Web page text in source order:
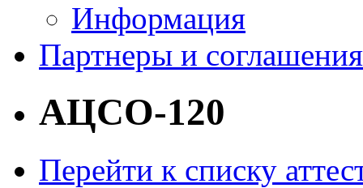
Информация
Партнеры и соглашения
АЦСО-120
Перейти к списку